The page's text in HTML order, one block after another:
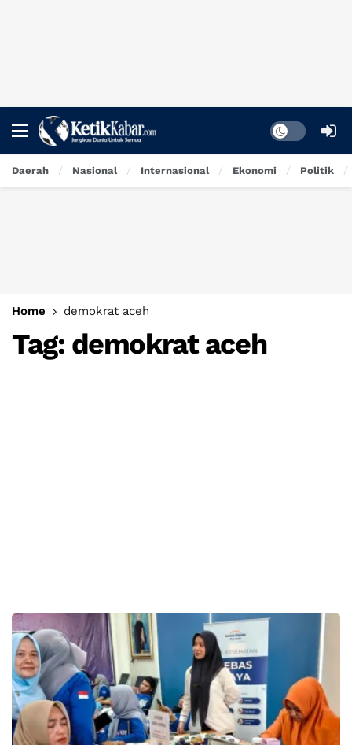
Dark mode
Daerah Nasional Internasional Ekonomi Politik
Home demokrat aceh
Tag: demokrat aceh